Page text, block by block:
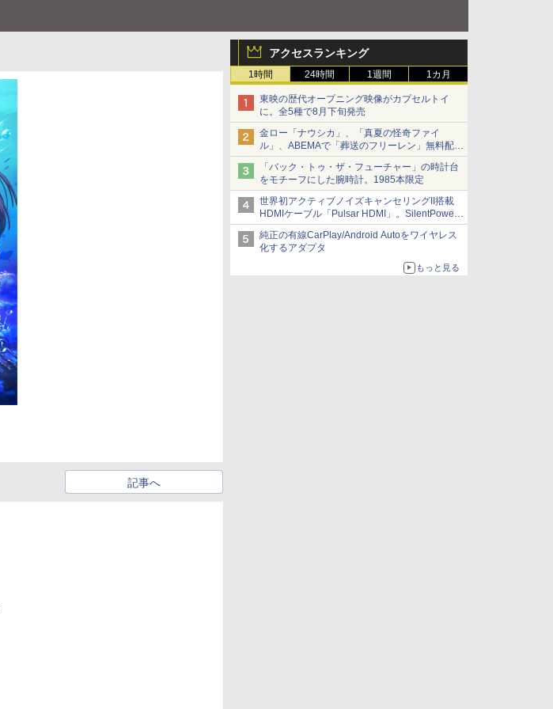
アクセスランキング
1時間 24時間 1週間 1カ月
東映の歴代オープニング映像がカプセルトイ
に。全5種で8月下旬発売
金ロー「ナウシカ」、「真夏の怪奇ファイ
ル」、ABEMAで「葬送のフリーレン」無料配信
など。夏の特番・配信情報
「バック・トゥ・ザ・フューチャー」の時計台
をモチーフにした腕時計。1985本限定
世界初アクティブノイズキャンセリングII搭載
HDMIケーブル「Pulsar HDMI」。SilentPower
から
純正の有線CarPlay/Android Autoをワイヤレス
化するアダプタ
もっと見る
記事へ